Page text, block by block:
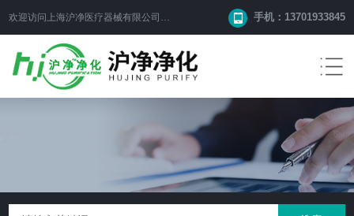
欢迎访问上海沪净医疗器械有限公司网站！ 手机：13701933845